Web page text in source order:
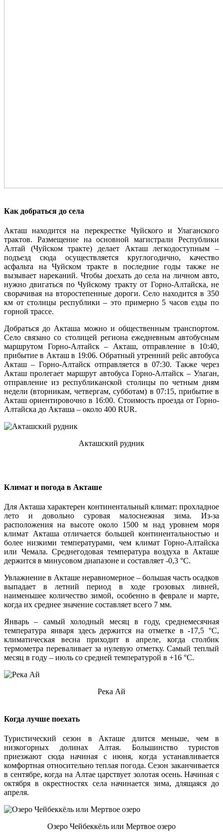
Как добраться до села
Акташ находится на перекрестке Чуйского и Улаганского
трактов. Размещение на основной магистрали Республики
Алтай (Чуйском тракте) делает Акташ легкодоступным –
подъезд сюда осуществляется круглогодично, качество
асфальта на Чуйском тракте в последние годы также не
вызывает нареканий. Чтобы доехать до села на личном авто,
нужно двигаться по Чуйскому тракту от Горно-Алтайска, не
сворачивая на второстепенные дороги. Село находится в 350
км от столицы республики – это примерно 5 часов езды по
горной трассе.
Добраться до Акташа можно и общественным транспортом.
Село связано со столицей региона ежедневным автобусным
маршрутом Горно-Алтайск – Акташ, отправление в 10:40,
прибытие в Акташ в 19:06. Обратный утренний рейс автобуса
Акташ – Горно-Алтайск отправляется в 07:30. Также через
Акташ пролегает маршрут автобуса Горно-Алтайск – Улаган,
отправление из республиканской столицы по четным дням
недели (вторникам, четвергам, субботам) в 07:15, прибытие в
Акташ ориентировочно в 16:00. Стоимость проезда от Горно-
Алтайска до Акташа – около 400 RUR.
Акташский рудник
Климат и погода в Акташе
Для Акташа характерен континентальный климат: прохладное
лето и довольно суровая малоснежная зима. Из-за
расположения на высоте около 1500 м над уровнем моря
климат Акташа отличается большей континентальностью и
более низкими температурами, чем климат Горно-Алтайска
или Чемала. Среднегодовая температура воздуха в Акташе
держится в минусовом диапазоне и составляет -0,3 °C.
Увлажнение в Акташе неравномерное – большая часть осадков
выпадает в летний период в ходе грозовых ливней,
наименьшее количество зимой, особенно в феврале и марте,
когда их среднее значение составляет всего 7 мм.
Январь – самый холодный месяц в году, среднемесячная
температура января здесь держится на отметке в -17,5 °C,
климатическая весна приходит в апреле, когда столбик
термометра переваливает за нулевую отметку. Самый теплый
месяц в году – июль со средней температурой в +16 °C.
Река Ай
Когда лучше поехать
Туристический сезон в Акташе длится меньше, чем в
низкогорных долинах Алтая. Большинство туристов
приезжают сюда начиная с июня, когда устанавливается
комфортная относительно теплая погода. Сезон заканчивается
в сентябре, когда на Алтае царствует золотая осень. Начиная с
октября в окрестностях села начинается зима, длящаяся до
апреля.
Озеро Чейбеккёль или Мертвое озеро